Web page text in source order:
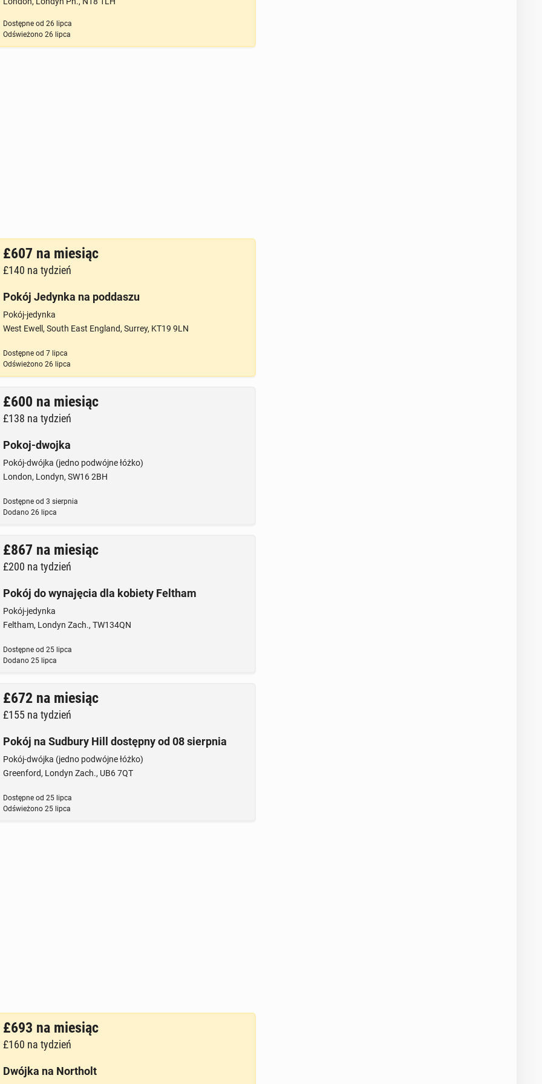
Dostępne od 26 lipca
Odświeżono26 lipca
£607 na miesiąc
£140 na tydzień
Pokój Jedynka na poddaszu
Pokój-jedynka
West Ewell, South East England, Surrey, KT19 9LN
Dostępne od 7 lipca
Odświeżono26 lipca
£600 na miesiąc
£138 na tydzień
Pokoj-dwojka
Pokój-dwójka (jedno podwójne łóżko)
London, Londyn, SW16 2BH
Dostępne od 3 sierpnia
Dodano26 lipca
£867 na miesiąc
£200 na tydzień
Pokój do wynajęcia dla kobiety Feltham
Pokój-jedynka
Feltham, Londyn Zach., TW134QN
Dostępne od 25 lipca
Dodano25 lipca
£672 na miesiąc
£155 na tydzień
Pokój na Sudbury Hill dostępny od 08 sierpnia
Pokój-dwójka (jedno podwójne łóżko)
Greenford, Londyn Zach., UB6 7QT
Dostępne od 25 lipca
Odświeżono25 lipca
£693 na miesiąc
£160 na tydzień
Dwójka na Northolt